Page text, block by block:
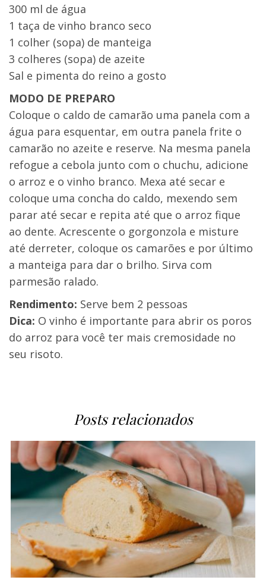
300 ml de água
1 taça de vinho branco seco
1 colher (sopa) de manteiga
3 colheres (sopa) de azeite
Sal e pimenta do reino a gosto
MODO DE PREPARO
Coloque o caldo de camarão uma panela com a
água para esquentar, em outra panela frite o
camarão no azeite e reserve. Na mesma panela
refogue a cebola junto com o chuchu, adicione
o arroz e o vinho branco. Mexa até secar e
coloque uma concha do caldo, mexendo sem
parar até secar e repita até que o arroz fique
ao dente. Acrescente o gorgonzola e misture
até derreter, coloque os camarões e por último
a manteiga para dar o brilho. Sirva com
parmesão ralado.
Rendimento: Serve bem 2 pessoas
Dica: O vinho é importante para abrir os poros
do arroz para você ter mais cremosidade no
seu risoto.
Posts relacionados